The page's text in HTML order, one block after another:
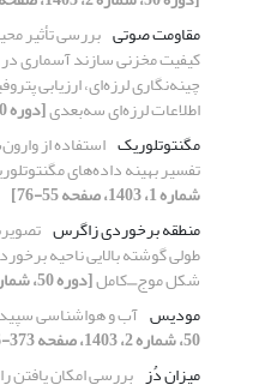
مقاومت صوتی بررسی تأثیر
کیفیت مخزنی سازند آسماری در
چینه‌نگاری لرزه‌ای، ارزیابی
اطلاعات لرزه‌ای سه‌بعدی[دوره 50، شماره 1، 1403، صفحه 93-112]
مگنتوتلوریک استفاده از
تفسیر بهینه داد‌ه‌های
شماره 1، 1403، صفحه 55-76]
منطقه برخوردی زاگرس
طولی گوشته بالایی ناحیه
شکل موج⎽کامل[دوره 50، شماره 1، 1403، صفحه 77-91]
مودیس آب و هواشناسی
50، شماره 2، 1403، صفحه 373-386]
میزان دُز بررسی امکان یافتن